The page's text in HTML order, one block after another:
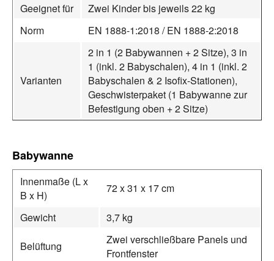
Geeignet für
Zwei Kinder bis jeweils 22 kg
Norm
EN 1888-1:2018 / EN 1888-2:2018
Varianten
2 in 1 (2 Babywannen + 2 Sitze), 3 in
1 (inkl. 2 Babyschalen), 4 in 1 (inkl. 2
Babyschalen & 2 Isofix-Stationen),
Geschwisterpaket (1 Babywanne zur
Befestigung oben + 2 Sitze)
Babywanne
Innenmaße (L x
B x H)
72 x 31 x 17 cm
Gewicht 3,7 kg
Belüftung
Zwei verschließbare Panels und
Frontfenster